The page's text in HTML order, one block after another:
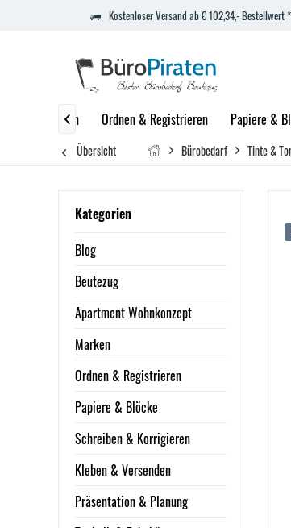
Kostenloser Versand ab € 102,34,- Bestellwert
Marken Ordnen & Registrieren Papiere &

Übersicht Bürobedarf Tinte &
Kategorien
Blog
Beutezug
Apartment Wohnkonzept
Marken
Ordnen & Registrieren
Papiere & Blöcke
Schreiben & Korrigieren
Kleben & Versenden
Präsentation & Planung